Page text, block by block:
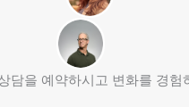
담을 예약하시고 변화를 경험